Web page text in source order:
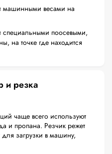
машинными весами на
поосевыми,
на точке где находится
и резка
чаще всего используют
и пропана. Резчик режет
для загрузки в машину,